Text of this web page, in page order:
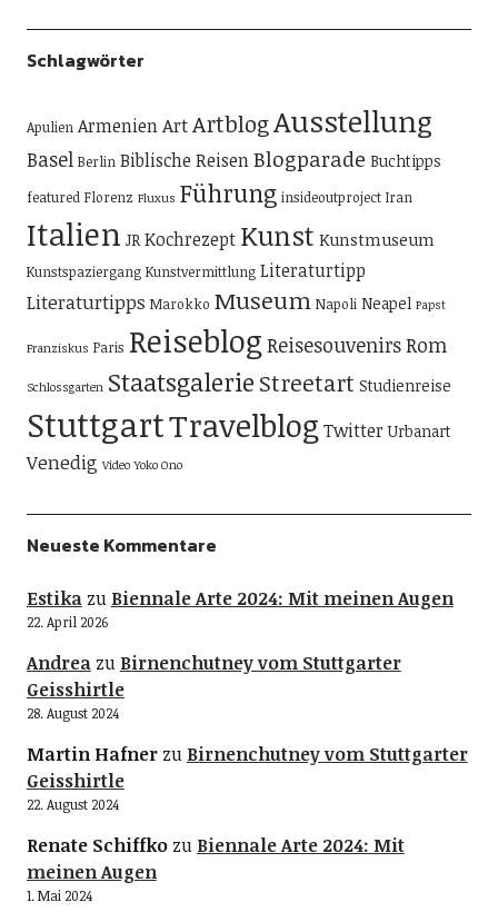
Schlagwörter
Apulien ArmenienArtArtblogAusstellung
Basel Berlin Biblische ReisenBlogparade Buchtipps
featured Florenz Fluxus Führung insideoutproject Iran
Italien JR Kochrezept Kunst Kunstmuseum
Kunstspaziergang Kunstvermittlung Literaturtipp
Literaturtipps Marokko Museum Napoli Neapel Papst
Franziskus Paris Reiseblog ReisesouvenirsRom
Schlossgarten Staatsgalerie Streetart Studienreise
StuttgartTravelblog Twitter Urbanart
Venedig Video Yoko Ono
Neueste Kommentare
Estikazu Biennale Arte 2024: Mit meinen Augen
22. April 2026
Andreazu Birnenchutney vom Stuttgarter
Geisshirtle
28. August 2024
Martin Hafnerzu Birnenchutney vom Stuttgarter
Geisshirtle
22. August 2024
Renate Schiffkozu Biennale Arte 2024: Mit
meinen Augen
1. Mai 2024